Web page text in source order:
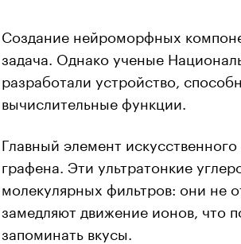
Создание нейроморфных
задача. Однако ученые
разработали устройство,
вычислительные функции.
Главный элемент
графена. Эти ультратонкие
молекулярных фильтров: они не
замедляют движение ионов, что
запоминать вкусы.